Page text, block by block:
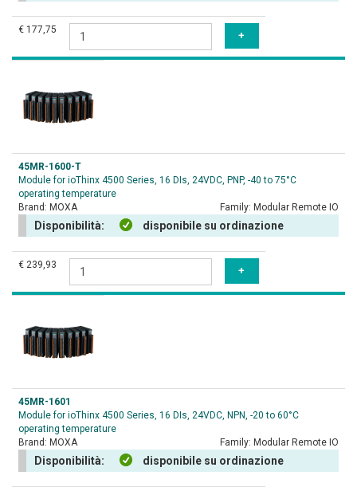
€ 177,75
45MR-1600-T
Module for ioThinx 4500 Series, 16 DIs, 24VDC, PNP, -40 to 75°C
operating temperature
Brand: MOXA Family: Modular Remote IO
Disponibilità: disponibile su ordinazione
€ 239,93
45MR-1601
Module for ioThinx 4500 Series, 16 DIs, 24VDC, NPN, -20 to 60°C
operating temperature
Brand: MOXA Family: Modular Remote IO
Disponibilità: disponibile su ordinazione